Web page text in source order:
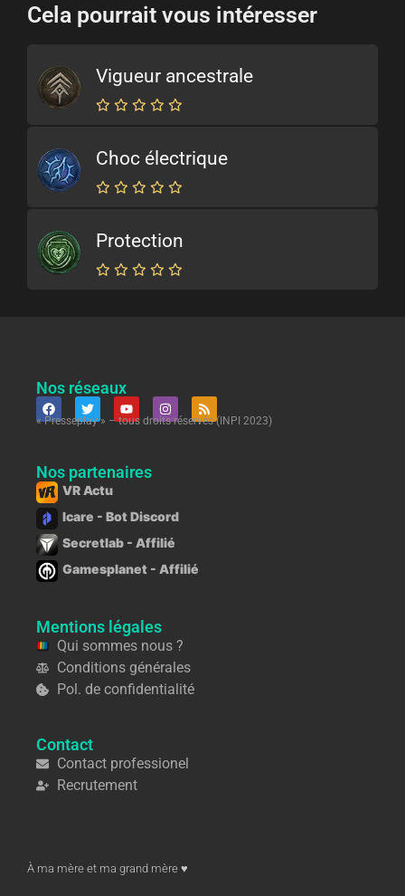
Cela pourrait vous intéresser
Vigueur ancestrale
Choc électrique
Protection
Nos réseaux
« Presseplay » – tous droits réservés (INPI 2023)
Nos partenaires
VR Actu
Icare - Bot Discord
Secretlab - Affilié
Gamesplanet - Affilié
Mentions légales
Qui sommes nous ?
Conditions générales
Pol. de confidentialité
Contact
Contact professionel
Recrutement
À ma mère et ma grand mère ♥︎